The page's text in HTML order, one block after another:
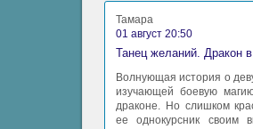
Тамара
01 август 20:50
Волнующая история о
изучающей боевую
драконе. Но слишком
ее однокурсник своим